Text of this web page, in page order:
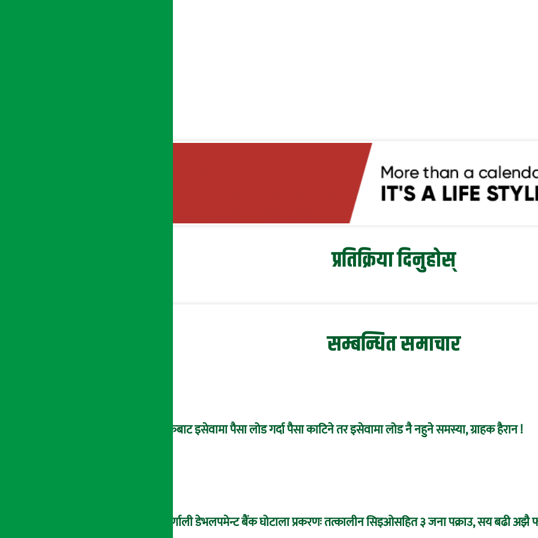
प्रतिक्रिया दिनुहोस्
सम्बन्धित समाचार
बैंकबाट इसेवामा पैसा लोड गर्दा पैसा काटिने तर इसेवामा लोड नै नहुने समस्या, ग्राहक हैरान !
कर्णाली डेभलपमेन्ट बैंक घोटाला प्रकरणः तत्कालीन सिइओसहित ३ जना पक्राउ, सय बढी अझै